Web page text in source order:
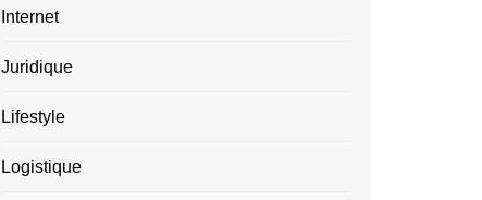
Internet
Juridique
Lifestyle
Logistique